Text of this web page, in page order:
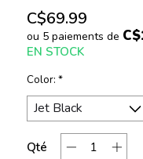
C$69.99
ou 5 paiements de
EN STOCK
Color: *
Qté